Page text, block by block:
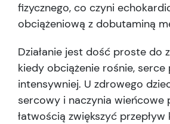
fizycznego, co czyni
obciążeniową z dobutaminą
Działanie jest dość proste do
kiedy obciążenie rośnie, serce
intensywniej. U zdrowego
sercowy i naczynia wieńcowe
łatwością zwiększyć przepływ